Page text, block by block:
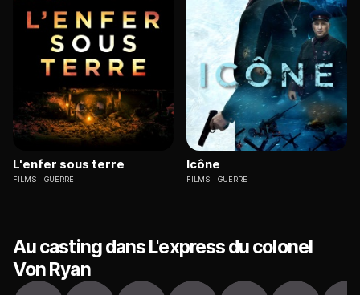
L'enfer sous terre
FILMS GUERRE
Icône
FILMS GUERRE
Au casting dans L'express du colonel
Von Ryan